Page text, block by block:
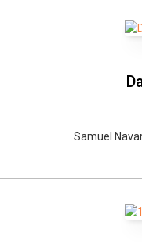
Samuel